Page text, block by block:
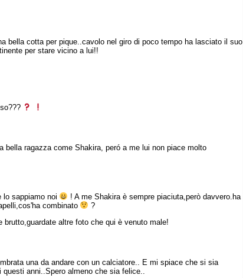
bella cotta per pique..cavolo nel giro di poco tempo ha lasciato il suo
per stare vicino a lui!!
bella ragazza come Shakira, peró a me lui non piace molto
lo sappiamo noi
! A me Shakira è sempre piaciuta,però davvero.ha
combinato
?
brutto,guardate altre foto che qui è venuto male!
una da andare con un calciatore.. E mi spiace che si sia
questi anni..Spero almeno che sia felice..